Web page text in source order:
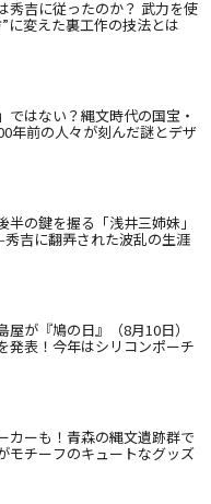
秀吉に従ったのか？ 武力を使
に変えた裏工作の技法とは
ではない？縄文時代の国宝・
年前の人々が刻んだ謎とデザ
半の鍵を握る「浅井三姉妹」
吉に翻弄された波乱の生涯
が『鳩の日』（8月10日）
発表！今年はシリコンポーチ
カーも！青森の縄文遺跡群で
モチーフのキュートなグッズ